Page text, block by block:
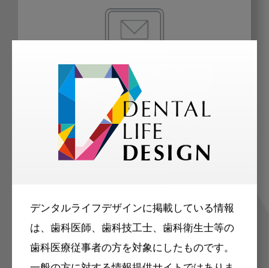
デンタルライフデザインに掲載している情報
は、歯科医師、歯科技工士、歯科衛生士等の
歯科医療従事者の方を対象にしたものです。
歯科に関するお役立ち情報を
メールマガジンでお届け